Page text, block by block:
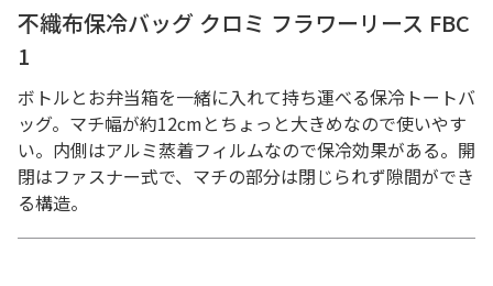
不織布保冷バッグ クロミ フラワーリース FBC
1
ボトルとお弁当箱を一緒に入れて持ち運べる保冷トートバ
ッグ。マチ幅が約12cmとちょっと大きめなので使いやす
い。内側はアルミ蒸着フィルムなので保冷効果がある。開
閉はファスナー式で、マチの部分は閉じられず隙間ができ
る構造。